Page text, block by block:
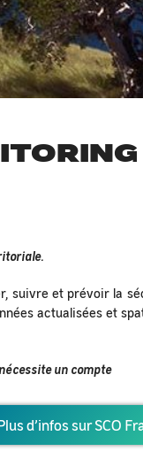
suivre et prévoir la
actualisées et
un compte
d’infos sur SCO